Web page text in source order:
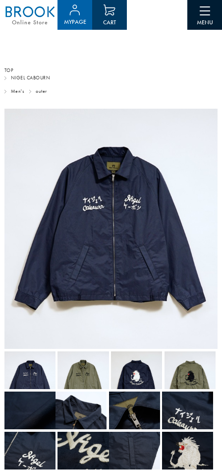
Online Store MYPAGE CART
TOP
NIGEL CABOURN
Men's outer